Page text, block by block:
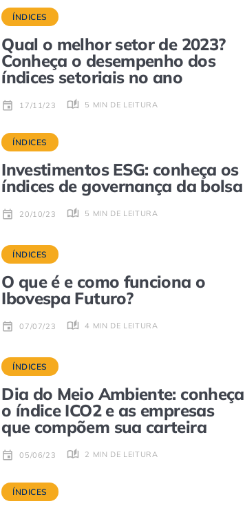
ÍNDICES
Qual o melhor setor de 2023?
Conheça o desempenho dos
índices setoriais no ano
17/11/23 5 MIN DE LEITURA
ÍNDICES
Investimentos ESG: conheça os
índices de governança da bolsa
20/10/23 5 MIN DE LEITURA
ÍNDICES
O que é e como funciona o
Ibovespa Futuro?
07/07/23 4 MIN DE LEITURA
ÍNDICES
Dia do Meio Ambiente: conheça
o índice ICO2 e as empresas
que compõem sua carteira
05/06/23 2 MIN DE LEITURA
ÍNDICES